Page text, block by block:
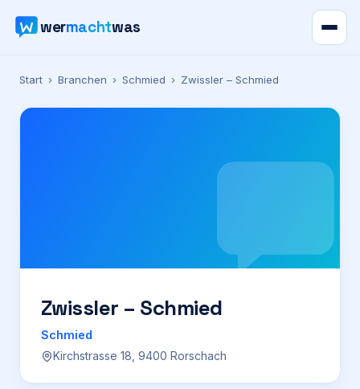
wermachtwas
Verzeichnis
Karte
Preise
Für Firmen
Start › Branchen › Schmied › Zwissler – Schmied
Zwissler – Schmied
Schmied
Kirchstrasse 18, 9400 Rorschach